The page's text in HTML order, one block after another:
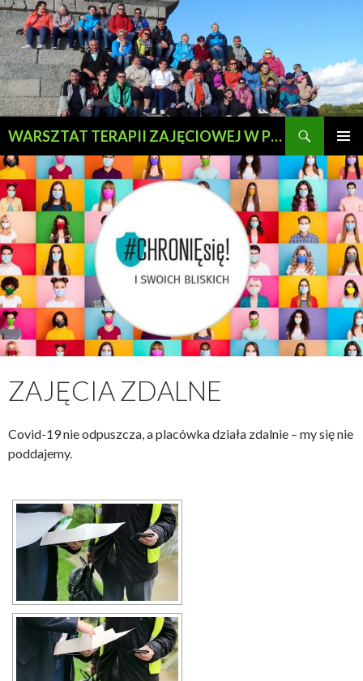
WARSZTAT TERAPII ZAJĘCIOWEJ W PRZEWOZIE
MENU
DO
TREŚCI
ZAJĘCIA ZDALNE
Covid-19 nie odpuszcza, a placówka działa zdalnie – my się nie
poddajemy.